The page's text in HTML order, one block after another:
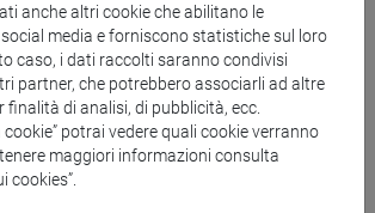
FILOSOFICHE [FMR61]
(DM270)
DEL LINGUAGGIO I SP.
cfu) [FM0396]
anche altri cookie che abilitano le
media e forniscono statistiche sul loro
caso, i dati raccolti saranno condivisi
partner, che potrebbero associarli ad altre
finalità di analisi, di pubblicità, ecc.
cookie” potrai vedere quali cookie verranno
maggiori informazioni consulta
cookies”.